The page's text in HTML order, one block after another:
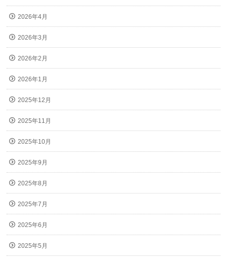
2026年4月
2026年3月
2026年2月
2026年1月
2025年12月
2025年11月
2025年10月
2025年9月
2025年8月
2025年7月
2025年6月
2025年5月